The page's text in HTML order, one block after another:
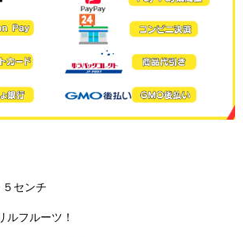
センチ
ルフルーツ！